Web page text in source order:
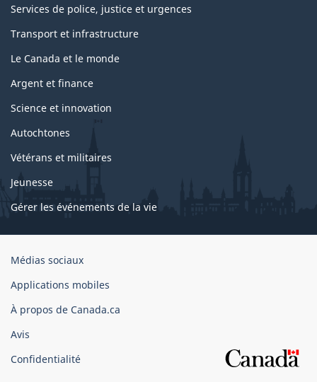
Services de police, justice et urgences
Transport et infrastructure
Le Canada et le monde
Argent et finance
Science et innovation
Autochtones
Vétérans et militaires
Jeunesse
Gérer les événements de la vie
Organisation
gouvernement
du
Canada
Médias sociaux
Applications mobiles
À propos de Canada.ca
Avis
Confidentialité